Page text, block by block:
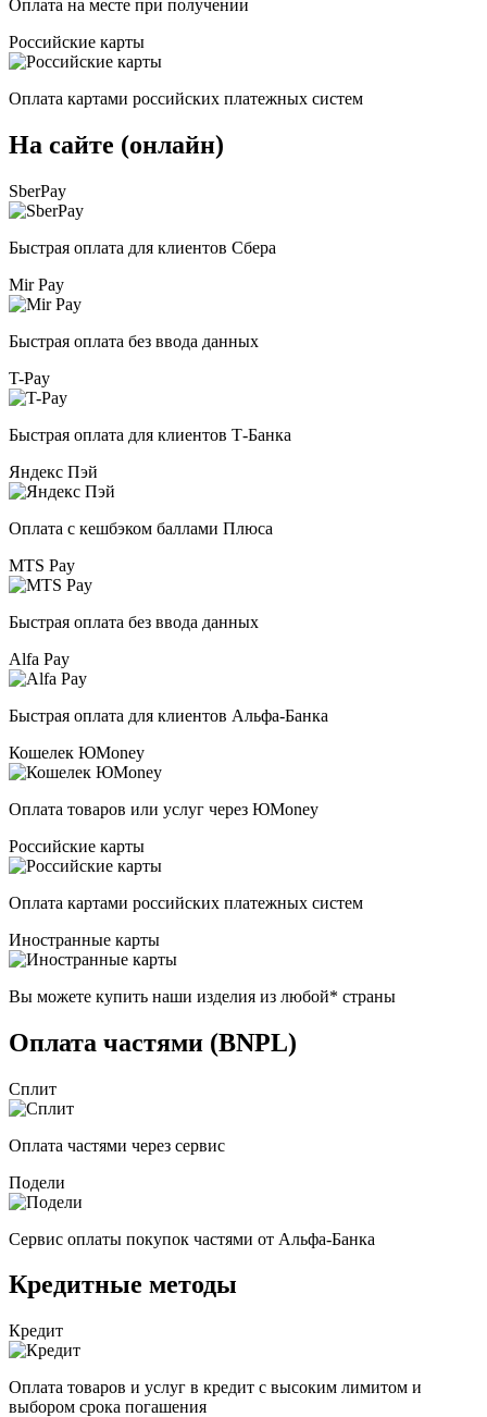
Оплата на месте при получении
Российские карты
Оплата картами российских платежных систем
На сайте (онлайн)
SberPay
Быстрая оплата для клиентов Сбера
Mir Pay
Быстрая оплата без ввода данных
T-Pay
Быстрая оплата для клиентов Т-Банка
Яндекс Пэй
Оплата с кешбэком баллами Плюса
MTS Pay
Быстрая оплата без ввода данных
Alfa Pay
Быстрая оплата для клиентов Альфа-Банка
Кошелек ЮMoney
Оплата товаров или услуг через ЮMoney
Российские карты
Оплата картами российских платежных систем
Иностранные карты
Вы можете купить наши изделия из любой* страны
Оплата частями (BNPL)
Сплит
Оплата частями через сервис
Подели
Сервис оплаты покупок частями от Альфа-Банка
Кредитные методы
Кредит
Оплата товаров и услуг в кредит с высоким лимитом и
выбором срока погашения